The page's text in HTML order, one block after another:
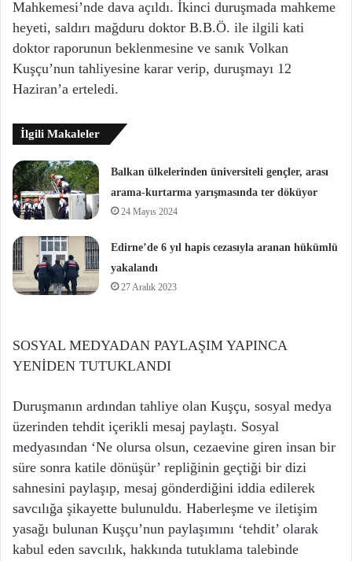
Mahkemesi’nde dava açıldı. İkinci duruşmada mahkeme
heyeti, saldırı mağduru doktor B.B.Ö. ile ilgili kati
doktor raporunun beklenmesine ve sanık Volkan
Kuşçu’nun tahliyesine karar verip, duruşmayı 12
Haziran’a erteledi.
İlgili Makaleler
Balkan ülkelerinden üniversiteli gençler, arası
arama-kurtarma yarışmasında ter döküyor
24 Mayıs 2024
Edirne’de 6 yıl hapis cezasıyla aranan hükümlü
yakalandı
27 Aralık 2023
SOSYAL MEDYADAN PAYLAŞIM YAPINCA
YENİDEN TUTUKLANDI
Duruşmanın ardından tahliye olan Kuşçu, sosyal medya
üzerinden tehdit içerikli mesaj paylaştı. Sosyal
medyasından ‘Ne olursa olsun, cezaevine giren insan bir
süre sonra katile dönüşür’ repliğinin geçtiği bir dizi
sahnesini paylaşıp, mesaj gönderdiğini iddia edilerek
savcılığa şikayette bulunuldu. Haberleşme ve iletişim
yasağı bulunan Kuşçu’nun paylaşımını ‘tehdit’ olarak
kabul eden savcılık, hakkında tutuklama talebinde